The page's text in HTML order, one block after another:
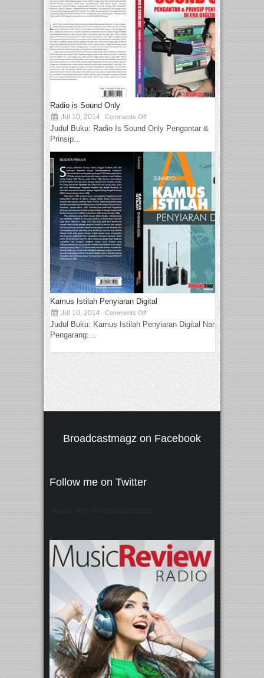
Radio is Sound Only
Jul 10, 2014 Comments Off
Judul Buku: Radio Is Sound Only Pengantar &
Prinsip...
Kamus Istilah Penyiaran Digital
Jul 10, 2014 Comments Off
Judul Buku: Kamus Istilah Penyiaran Digital Nama
Pengarang:...
Broadcastmagz on Facebook
Follow me on Twitter